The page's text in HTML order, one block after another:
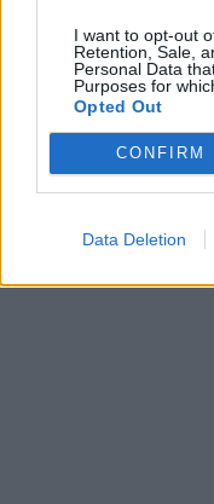
I want to opt-out
Retention, Sale,
Personal Data
Purposes for
Opted Out
CONFIRM
Data Deletion
Δ. Σκάλκος (ΔΟΣΕ): Η
Ελλάδα εδραιώνει τον
ηγετικό ρόλο της στη
01/10/2024 - 14:22